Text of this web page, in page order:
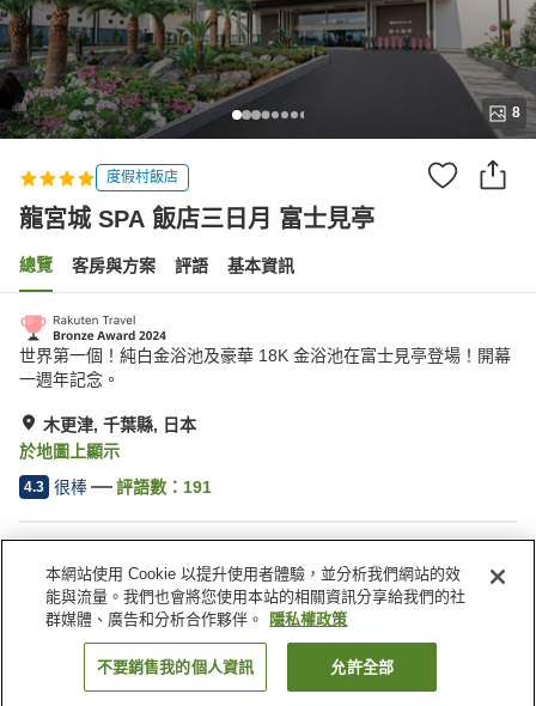
8
度假村飯店
龍宮城 SPA 飯店三日月 富士見亭
總覽 客房與方案 評語 基本資訊
世界第一個！純白金浴池及豪華 18K 金浴池在富士見亭登場！開幕
一週年記念。
木更津, 千葉縣, 日本
於地圖上顯示
4.3 很棒 評語數： 191
接送服務
宅配服務
喚醒服務
特殊（過敏）飲食需求
日本 千葉縣 木更津 龍宮城 SPA 飯店三日月 富士見亭
找客房
本網站使用 Cookie 以提升使用者體驗，並分析我們網站的效
能與流量。我們也會將您使用本站的相關資訊分享給我們的社
群媒體、廣告和分析合作夥伴。
隱私權政策
不要銷售我的個人資訊 允許全部